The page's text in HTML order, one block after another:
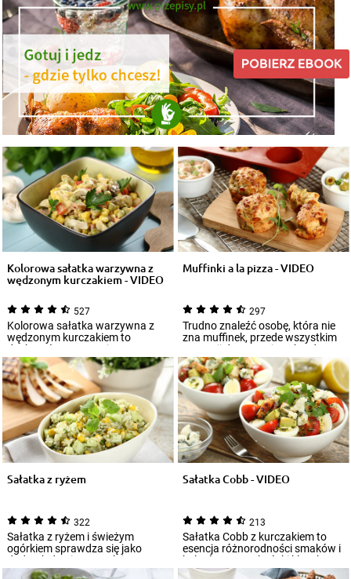
Kolorowa sałatka warzywna z
wędzonym kurczakiem - VIDEO
527
Kolorowa sałatka warzywna z
wędzonym kurczakiem to
doskonała propozycja na
uroczystą kolację czy...
Muffinki a la pizza - VIDEO
297
Trudno znaleźć osobę, która nie
zna muffinek, przede wszystkim
w wersji deserowej. Są bardzo
pros...
Sałatka z ryżem
322
Sałatka z ryżem i świeżym
ogórkiem sprawdza się jako
dodatek do pieczonych i
grillowanych mięs or...
Sałatka Cobb - VIDEO
213
Sałatka Cobb z kurczakiem to
esencja różnorodności smaków i
kolorów. Amerykański klasyk
przypadni...